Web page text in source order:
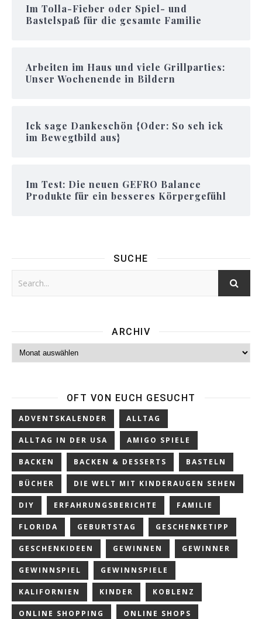
Im Tolla-Fieber oder Spiel- und
Bastelspaß für die gesamte Familie
Arbeiten im Haus und viele Grillparties:
Unser Wochenende in Bildern
Ick sage Dankeschön {Oder: So seh ick
im Bewegtbild aus}
Im Test: Die neuen GEFRO Balance
Produkte für ein besseres Körpergefühl
SUCHE
ARCHIV
Archiv
OFT VON EUCH GESUCHT
ADVENTSKALENDER ALLTAG
ALLTAG IN DER USA AMIGO SPIELE
BACKEN BACKEN & DESSERTS BASTELN
BÜCHER DIE WELT MIT KINDERAUGEN SEHEN
DIY ERFAHRUNGSBERICHTE FAMILIE
FLORIDA GEBURTSTAG GESCHENKETIPP
GESCHENKIDEEN GEWINNEN GEWINNER
GEWINNSPIEL GEWINNSPIELE
KALIFORNIEN KINDER KOBLENZ
ONLINE SHOPPING ONLINE SHOPS